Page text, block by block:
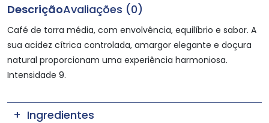
DescriçãoAvaliações (0)
Café de torra média, com envolvência, equilíbrio e sabor. A
sua acidez cítrica controlada, amargor elegante e doçura
natural proporcionam uma experiência harmoniosa.
Intensidade 9.
Ingredientes